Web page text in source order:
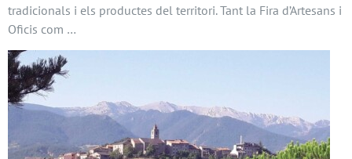
tradicionals i els productes del territori. Tant la Fira d’Artesans i
Oficis com …